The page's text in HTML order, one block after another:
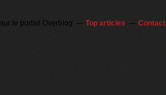
sur le portail Overblog Top articles Contact